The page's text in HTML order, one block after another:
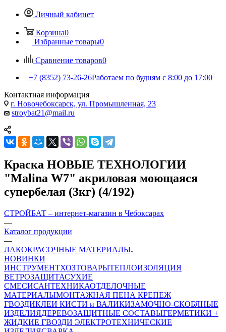
Личный кабинет
Корзина0
Избранные товары0
Сравнение товаров0
+7 (8352) 73-26-26Работаем по будням с 8:00 до 17:00
Контактная информация
г. Новочебоксарск, ул. Промышленная, 23
stroybat21@mail.ru
Краска НОВЫЕ ТЕХНОЛОГИИ
"Malina W7" акриловая моющаяся
супербелая (3кг) (4/192)
СТРОЙБАТ – интернет-магазин в Чебоксарах
—
Каталог продукции
—
ЛАКОКРАСОЧНЫЕ МАТЕРИАЛЫ
НОВИНКИ
ИНСТРУМЕНТХОЗТОВАРЫТЕПЛОИЗОЛЯЦИЯ
ВЕТРОЗАЩИТАСУХИЕ
СМЕСИСАНТЕХНИКАОТДЕЛОЧНЫЕ
МАТЕРИАЛЫМОНТАЖНАЯ ПЕНА КРЕПЕЖ
ГВОЗДИКЛЕИ КИСТИ и ВАЛИКИЗАМОЧНО-СКОБЯНЫЕ
ИЗДЕЛИЯДЕРЕВОЗАЩИТНЫЕ СОСТАВЫГЕРМЕТИКИ +
ЖИДКИЕ ГВОЗДИ ЭЛЕКТРОТЕХНИЧЕСКИЕ